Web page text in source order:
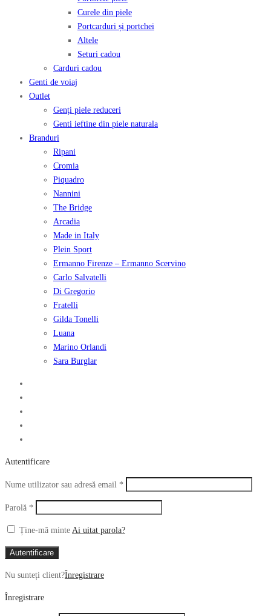
Curele din piele
Portcarduri și portchei
Altele
Seturi cadou
Carduri cadou
Genti de voiaj
Outlet
Genți piele reduceri
Genti ieftine din piele naturala
Branduri
Ripani
Cromia
Piquadro
Nannini
The Bridge
Arcadia
Made in Italy
Plein Sport
Ermanno Firenze – Ermanno Scervino
Carlo Salvatelli
Di Gregorio
Fratelli
Gilda Tonelli
Luana
Marino Orlandi
Sara Burglar
Autentificare
Nume utilizator sau adresă email *
Parolă *
Ține-mă minte Ai uitat parola?
Autentificare
Nu sunteți client?Înregistrare
Înregistrare